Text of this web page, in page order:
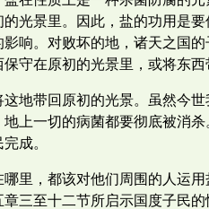
光景里。因此，盐的功用是
影响。对败坏的地，诸天之国
守在原初的光景里，或将东
这地带回原初的光景。虽然今
上一切的病菌都要彻底被消
成。
哪里，都该对他们周围的人运
三至十二节所启示国度子民